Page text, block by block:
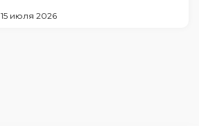
15 июля 2026